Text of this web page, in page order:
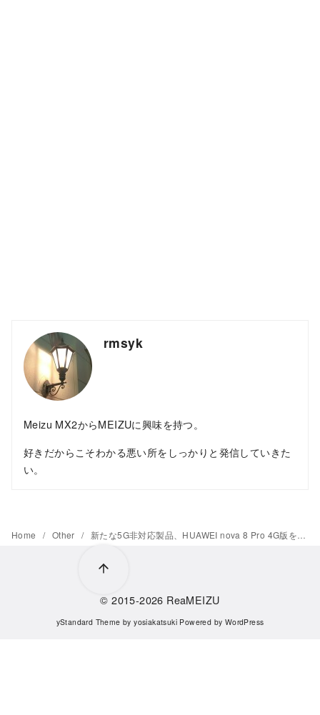
rmsyk
Meizu MX2からMEIZUに興味を持つ。
好きだからこそわかる悪い所をしっかりと発信していきた
い。
Home Other 新たな5G非対応製品、HUAWEI nova 8 Pro 4G版を発表
© 2015-2026 ReaMEIZU
yStandard Theme byyosiakatsuki Powered by WordPress